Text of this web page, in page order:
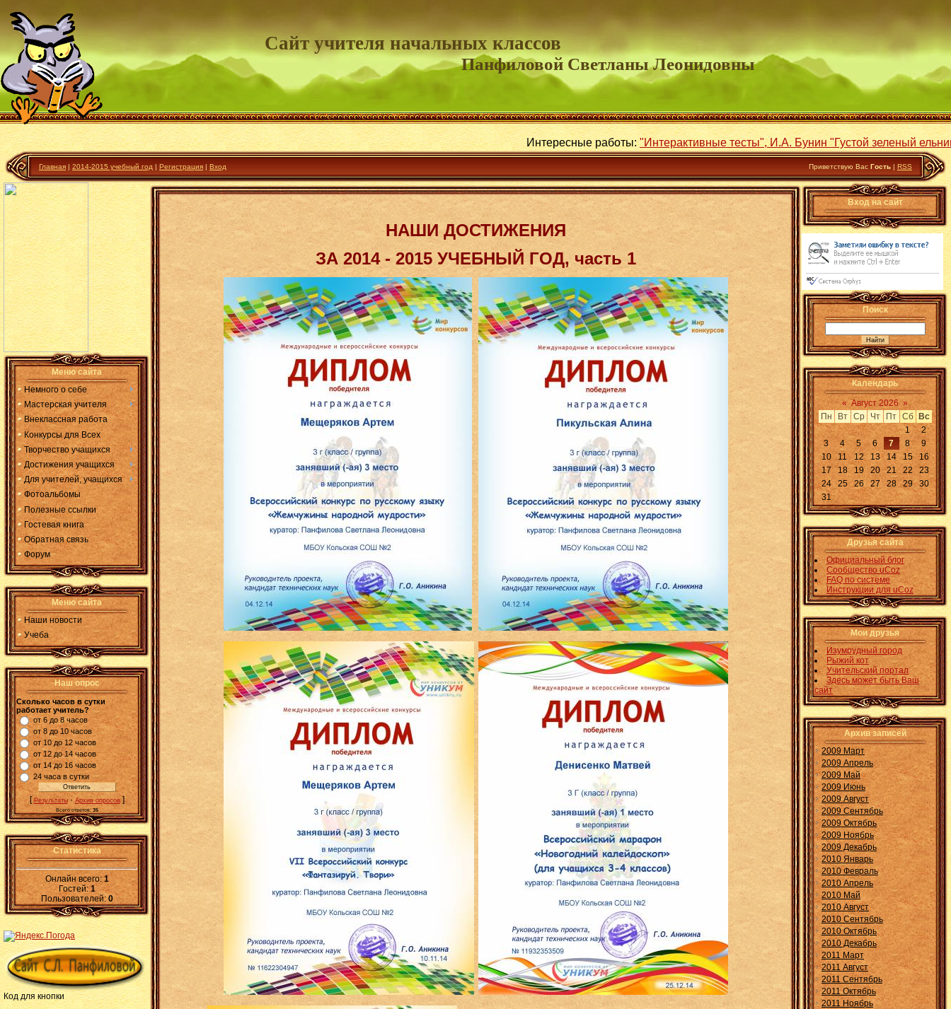
Сайт учителя начальных классов
Панфиловой Светланы Леонидовны
Интересные работы:"Интерактивные тесты",И.А. Бунин "Густой зеленый ельник у дороги...","Северный
Главная | 2014-2015 учебный год | Регистрация | Вход Приветствую Вас Гость | RSS
Меню сайта
Немного о себе
Мастерская учителя
Внеклассная работа
Конкурсы для Всех
Творчество учащихся
Достижения учащихся
Для учителей, учащихся
Фотоальбомы
Полезные ссылки
Гостевая книга
Обратная связь
Форум
Меню сайта
Наши новости
Учеба
Наш опрос
Сколько часов в сутки
работает учитель?
от 6 до 8 часов
от 8 до 10 часов
от 10 до 12 часов
от 12 до 14 часов
от 14 до 16 часов
24 часа в сутки
[Результаты· Архив опросов]
Всего ответов:35
Статистика
Онлайн всего:1
Гостей:1
Пользователей:0
Код для кнопки
НАШИ ДОСТИЖЕНИЯ
ЗА 2014 - 2015 УЧЕБНЫЙ ГОД, часть 1
Вход на сайт
Поиск
Календарь
« Август 2026 »
Пн
Вт Ср Чт Пт Сб Вс
1
2
3
4 5 6 7 8
9
10
11 12 13 14 15
16
17
18 19 20 21 22
23
24
25 26 27 28 29
30
31
Друзья сайта
Официальный блог
Сообщество uCoz
FAQ по системе
Инструкции для uCoz
Мои друзья
Изумрудный город
Рыжий кот
Учительский портал
Здесь может быть Ваш
сайт
Архив записей
2009 Март
2009 Апрель
2009 Май
2009 Июнь
2009 Август
2009 Сентябрь
2009 Октябрь
2009 Ноябрь
2009 Декабрь
2010 Январь
2010 Февраль
2010 Апрель
2010 Май
2010 Август
2010 Сентябрь
2010 Октябрь
2010 Декабрь
2011 Март
2011 Август
2011 Сентябрь
2011 Октябрь
2011 Ноябрь